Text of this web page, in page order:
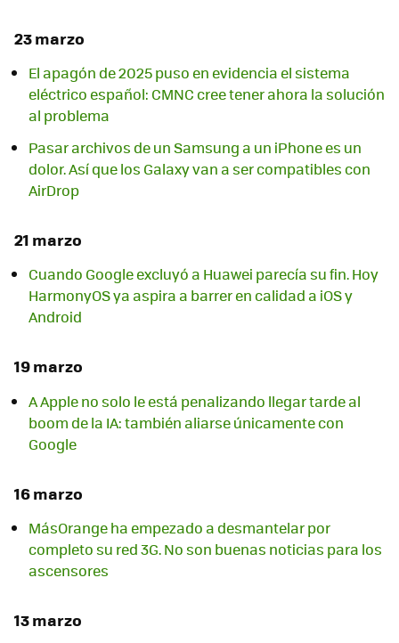
23 marzo
El apagón de 2025 puso en evidencia el sistema
eléctrico español: CMNC cree tener ahora la solución
al problema
Pasar archivos de un Samsung a un iPhone es un
dolor. Así que los Galaxy van a ser compatibles con
AirDrop
21 marzo
Cuando Google excluyó a Huawei parecía su fin. Hoy
HarmonyOS ya aspira a barrer en calidad a iOS y
Android
19 marzo
A Apple no solo le está penalizando llegar tarde al
boom de la IA: también aliarse únicamente con
Google
16 marzo
MásOrange ha empezado a desmantelar por
completo su red 3G. No son buenas noticias para los
ascensores
13 marzo